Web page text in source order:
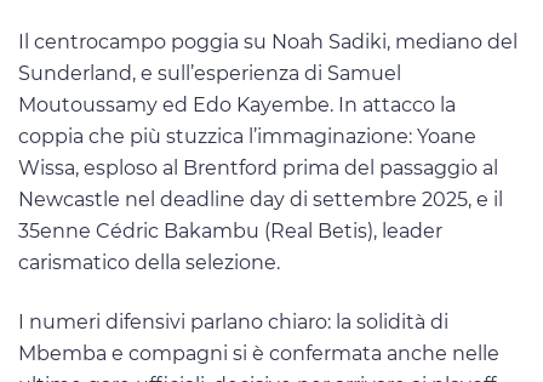
Il centrocampo poggia su Noah Sadiki, mediano del
Sunderland, e sull’esperienza di Samuel
Moutoussamy ed Edo Kayembe. In attacco la
coppia che più stuzzica l’immaginazione: Yoane
Wissa, esploso al Brentford prima del passaggio al
Newcastle nel deadline day di settembre 2025, e il
35enne Cédric Bakambu (Real Betis), leader
carismatico della selezione.
I numeri difensivi parlano chiaro: la solidità di
Mbemba e compagni si è confermata anche nelle